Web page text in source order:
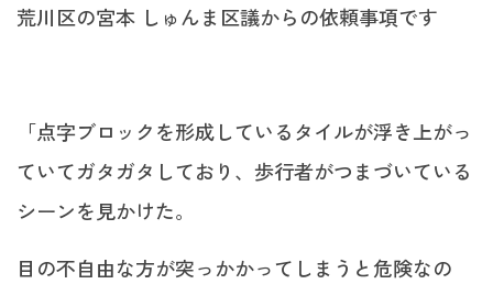
荒川区の宮本 しゅんま区議からの依頼事項です
「点字ブロックを形成しているタイルが浮き上がっ
ていてガタガタしており、歩行者がつまづいている
シーンを見かけた。
目の不自由な方が突っかかってしまうと危険なの